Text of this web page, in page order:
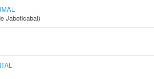
Jaboticabal)